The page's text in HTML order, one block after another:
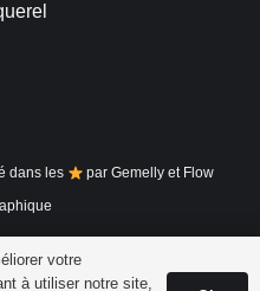
dans les parGemelly et Flow
votre
à utiliser notre site,